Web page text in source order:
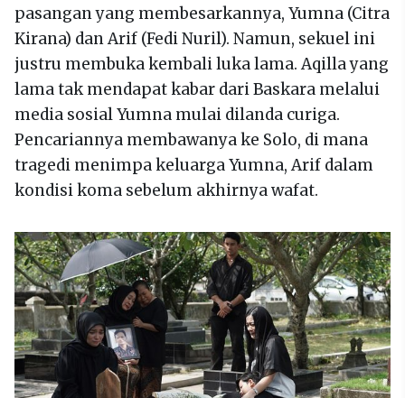
pasangan yang membesarkannya, Yumna (Citra
Kirana) dan Arif (Fedi Nuril). Namun, sekuel ini
justru membuka kembali luka lama. Aqilla yang
lama tak mendapat kabar dari Baskara melalui
media sosial Yumna mulai dilanda curiga.
Pencariannya membawanya ke Solo, di mana
tragedi menimpa keluarga Yumna, Arif dalam
kondisi koma sebelum akhirnya wafat.